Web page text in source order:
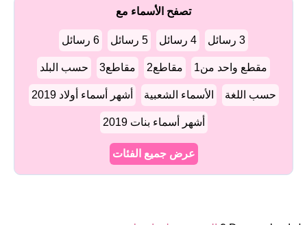
تصفح الأسماء مع
3 رسائل 4 رسائل 5 رسائل 6 رسائل
مقطع واحد من1 مقاطع2 مقاطع3 حسب البلد
حسب اللغة الأسماء الشعبية أشهر أسماء أولاد 2019
أشهر أسماء بنات 2019
عرض جميع الفئات